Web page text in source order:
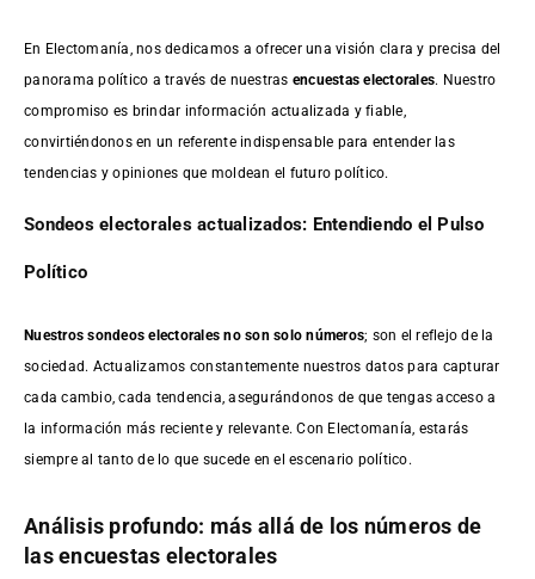
En Electomanía, nos dedicamos a ofrecer una visión clara y precisa del
panorama político a través de nuestras encuestas electorales. Nuestro
compromiso es brindar información actualizada y fiable,
convirtiéndonos en un referente indispensable para entender las
tendencias y opiniones que moldean el futuro político.
Sondeos electorales actualizados: Entendiendo el Pulso
Político
Nuestros sondeos electorales no son solo números; son el reflejo de la
sociedad. Actualizamos constantemente nuestros datos para capturar
cada cambio, cada tendencia, asegurándonos de que tengas acceso a
la información más reciente y relevante. Con Electomanía, estarás
siempre al tanto de lo que sucede en el escenario político.
Análisis profundo: más allá de los números de
las encuestas electorales